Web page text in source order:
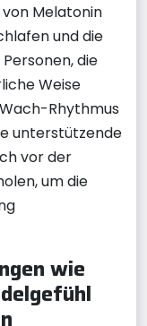
Melatonin
und die
die
Weise
Rhythmus
unterstützende
vor der
um die
wie